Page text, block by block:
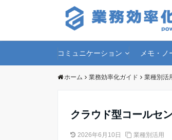
コミュニケーション メモ・ノ
ホーム 業務効率化ガイド 業種別活
クラウド型コールセ
2026年6月10日 業種別活用